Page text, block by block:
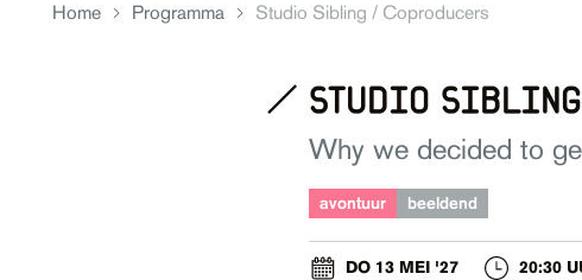
Home Programma Studio Sibling / Coproducers
studio sibling
Why we decided to
avontuur beeldend
DO 13 MEI '27 20:30